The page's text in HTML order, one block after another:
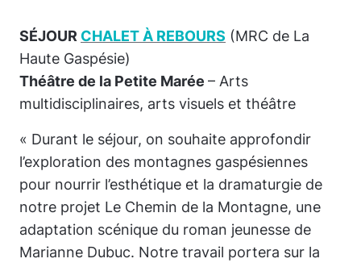
SÉJOUR CHALET À REBOURS (MRC de La
Haute Gaspésie)
Théâtre de la Petite Marée – Arts
multidisciplinaires, arts visuels et théâtre
« Durant le séjour, on souhaite approfondir
l’exploration des montagnes gaspésiennes
pour nourrir l’esthétique et la dramaturgie de
notre projet Le Chemin de la Montagne, une
adaptation scénique du roman jeunesse de
Marianne Dubuc. Notre travail portera sur la